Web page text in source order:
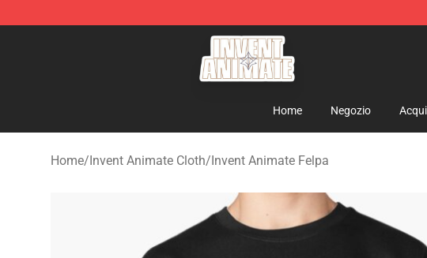
Invent Animate Shop - Official Invent Animate Merchandise Store
Home Negozio
Home/Invent Animate Cloth/Invent Animate Felpa